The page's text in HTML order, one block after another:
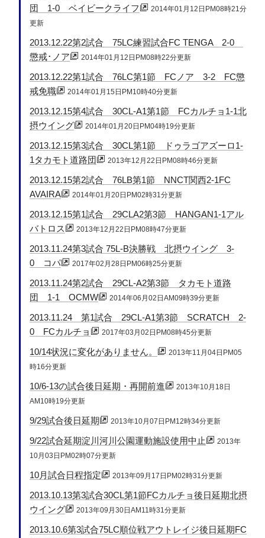
団 1-0 ベイビークライフ
2014年01月12日PM08時21分
更新
2013.12.22第2試合 75LC練習試合FC TENGA 2-0
懲戒･ノア
2014年01月12日PM08時22分更新
2013.12.22第1試合 76LC第1節 FCノア 3-2 FC懲
戒免職
2014年01月15日PM10時40分更新
2013.12.15第4試合 30CL-A1第1節 FCカルチョ1-1北
摂ウイング
2014年01月20日PM04時19分更新
2013.12.15第3試合 30CL第1節 ドゥラゴアズーロ1-
1タカモト道路団
2013年12月22日PM08時46分更新
2013.12.15第2試合 76LB第1節 NNCT関西2-1FC
AVAIRA
2014年01月20日PM02時31分更新
2013.12.15第1試合 29CLA2第3節 HANGAN1-1アル
バトロス
2013年12月22日PM08時47分更新
2013.11.24第3試合 75L-B決勝戦 北摂ウイング 3-
0 コパ
2017年02月28日PM06時25分更新
2013.11.24第2試合 29CL-A2第3節 タカモト道路
団 1-1 OCMW
2014年06月02日AM09時39分更新
2013.11.24 第1試合 29CL-A1第3節 SCRATCH 2-
0 FCカルチョ
2017年03月02日PM08時45分更新
10/14状況に変化がありません。
2013年11月04日PM05
時16分更新
10/6-13の試合後日延期・再開前進
2013年10月18日
AM10時19分更新
9/29試合後日延期 2013年10月07日PM12時34分更新
9/22試合延期淀川河川公園運動施設使用中止
2013年
10月03日PM02時07分更新
10月試合日程指定 2013年09月17日PM02時31分更新
2013.10.13第3試合30CL第1節FCカルチョ後日延期北摂
ウイング
2013年09月30日AM11時31分更新
2013.10.6第3試合75LC順位戦アウトレイジ後日延期FC